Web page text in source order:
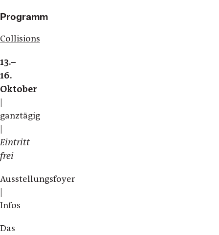
Programm
Collisions
13.–
16.
Oktober
ganztägig
Eintritt
frei
Ausstellungsfoyer
Infos
Das